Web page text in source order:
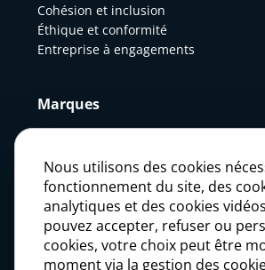
Cohésion et inclusion
Éthique et conformité
Entreprise à engagements
Marques
Actualités
Presse
Nous utilisons des cookies
fonctionnement du site, des
analytiques et des cookies
pouvez accepter, refuser ou
cookies, votre choix peut être
moment via la gestion des